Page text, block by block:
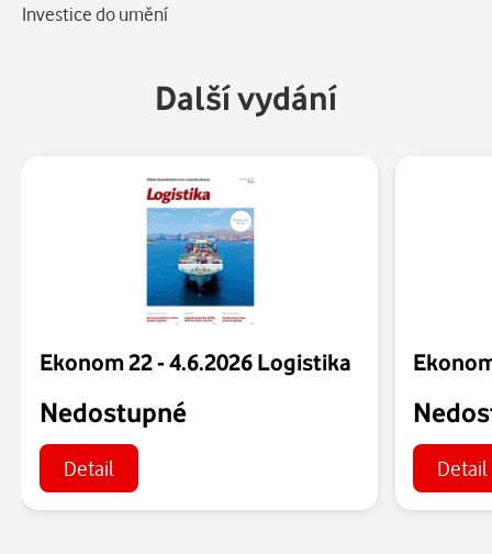
Investice do umění
Další vydání
Ekonom 22 - 4.6.2026 Logistika
Nedostupné
Detail Detail